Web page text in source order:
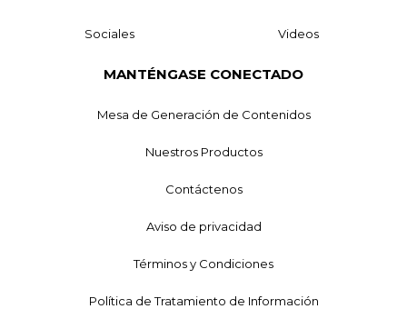
Sociales Videos
MANTÉNGASE CONECTADO
Mesa de Generación de Contenidos
Nuestros Productos
Contáctenos
Aviso de privacidad
Términos y Condiciones
Política de Tratamiento de Información